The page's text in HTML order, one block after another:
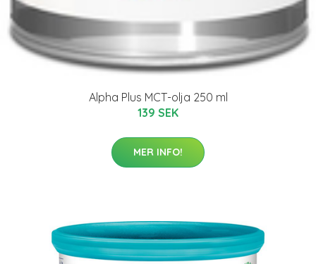
Alpha Plus MCT-olja 250 ml
139 SEK
MER INFO!